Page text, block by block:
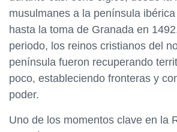
musulmanes a la península
hasta la toma de Granada en
periodo, los reinos cristianos del
península fueron recuperando
poco, estableciendo fronteras y
poder.
Uno de los momentos clave en la